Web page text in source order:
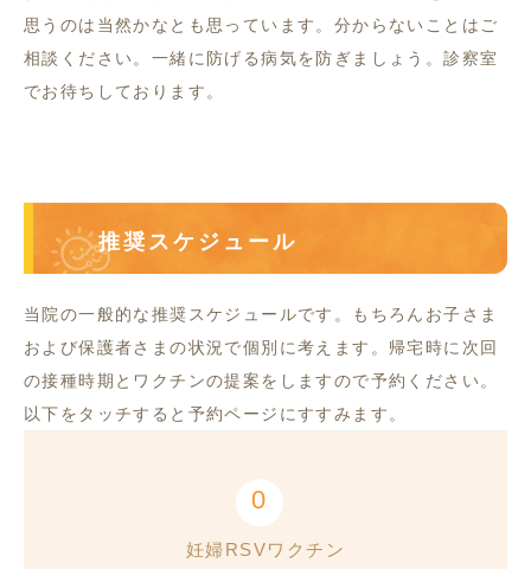
思うのは当然かなとも思っています。分からないことはご
相談ください。一緒に防げる病気を防ぎましょう。診察室
でお待ちしております。
推奨スケジュール
当院の一般的な推奨スケジュールです。もちろんお子さま
および保護者さまの状況で個別に考えます。帰宅時に次回
の接種時期とワクチンの提案をしますので予約ください。
以下をタッチすると予約ページにすすみます。
0
妊婦RSVワクチン